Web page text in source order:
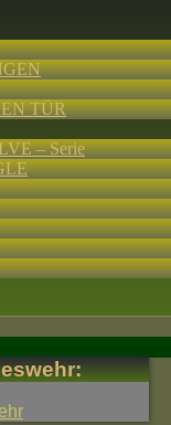
TÜR
– Serie